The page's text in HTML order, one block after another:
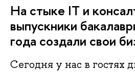
На стыке IT и
выпускники
года создали свои
Сегодня у нас в гостях